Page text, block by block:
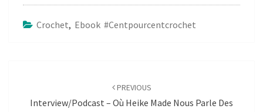
Crochet, Ebook #centpourcentcrochet
PREVIOUS
Interview/Podcast – Où Heike Made Nous Parle Des